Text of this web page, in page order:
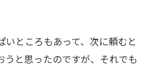
いところもあって、次に頼むと
うと思ったのですが、それでも